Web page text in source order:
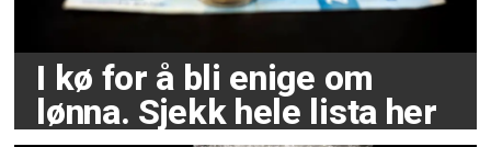
I kø for å bli enige om
lønna. Sjekk hele lista her